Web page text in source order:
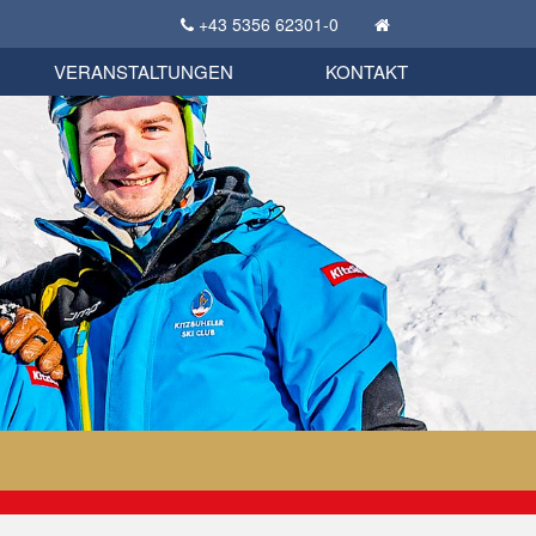
+43 5356 62301-0
KSC Sportgeschichte
Bekleidungsshop
VERANSTALTUNGEN KONTAKT